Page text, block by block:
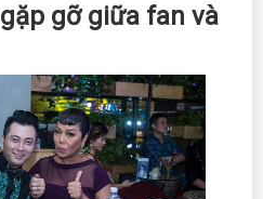
gỡ giữa fan và